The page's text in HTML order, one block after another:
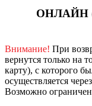
ОНЛАЙН
Внимание! При
вернутся только на
карту), с которого
осуществляется
Возможно